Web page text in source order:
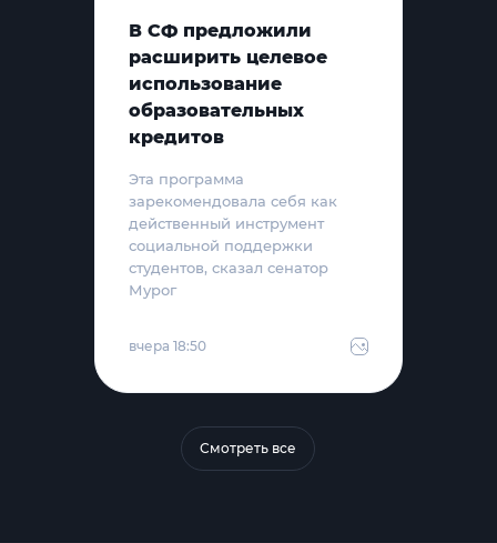
В СФ предложили
расширить целевое
использование
образовательных
кредитов
Эта программа
зарекомендовала себя как
действенный инструмент
социальной поддержки
студентов, сказал сенатор
Мурог
вчера 18:50
Смотреть все